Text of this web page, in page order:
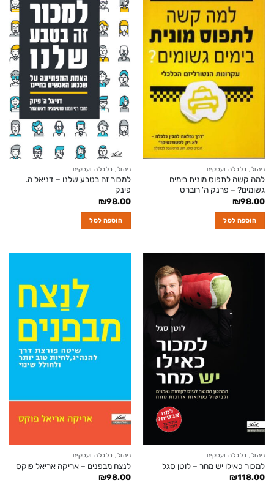
ניהול, כלכלה ועסקים
למה קשה לתפוס מונית בימים
גשומים? – פרנק ה' רוברט
₪98.00
הוספה לסל
ניהול, כלכלה ועסקים
למכור זה בטבע שלנו – דניאל ה.
פינק
₪98.00
הוספה לסל
ניהול, כלכלה ועסקים
למכור כאילו יש מחר – לוטן סגל
₪118.00
ניהול, כלכלה ועסקים
לנצח מבפנים – אריקה אריאל פוקס
₪98.00